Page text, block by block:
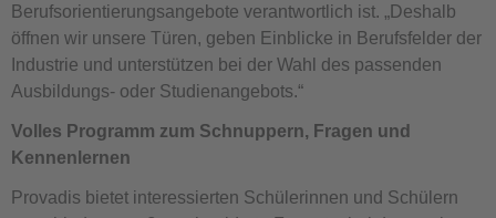
Berufsorientierungsangebote verantwortlich ist. „Deshalb
öffnen wir unsere Türen, geben Einblicke in Berufsfelder der
Industrie und unterstützen bei der Wahl des passenden
Ausbildungs- oder Studienangebots.“
Volles Programm zum Schnuppern, Fragen und
Kennenlernen
Provadis bietet interessierten Schülerinnen und Schülern